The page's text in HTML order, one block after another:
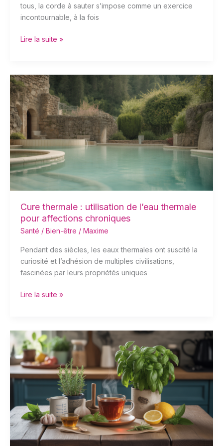
tous, la corde à sauter s’impose comme un exercice
incontournable, à la fois
Lire la suite »
Cure thermale : utilisation de l’eau thermale
pour affections chroniques
Santé / Bien-être / Maxime
Pendant des siècles, les eaux thermales ont suscité la
curiosité et l’adhésion de multiples civilisations,
fascinées par leurs propriétés uniques
Cure
thermale
:
utilisation
de
l’eau
thermale
pour
affections
chroniques
Lire la suite »
Remède
de
grand-
mère
tension
:
astuces
naturelles
et